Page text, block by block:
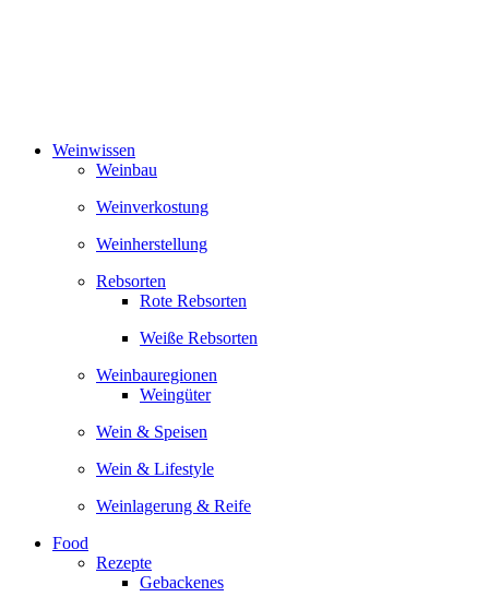
Weinwissen
Weinbau
Weinverkostung
Weinherstellung
Rebsorten
Rote Rebsorten
Weiße Rebsorten
Weinbauregionen
Weingüter
Wein & Speisen
Wein & Lifestyle
Weinlagerung & Reife
Food
Rezepte
Gebackenes